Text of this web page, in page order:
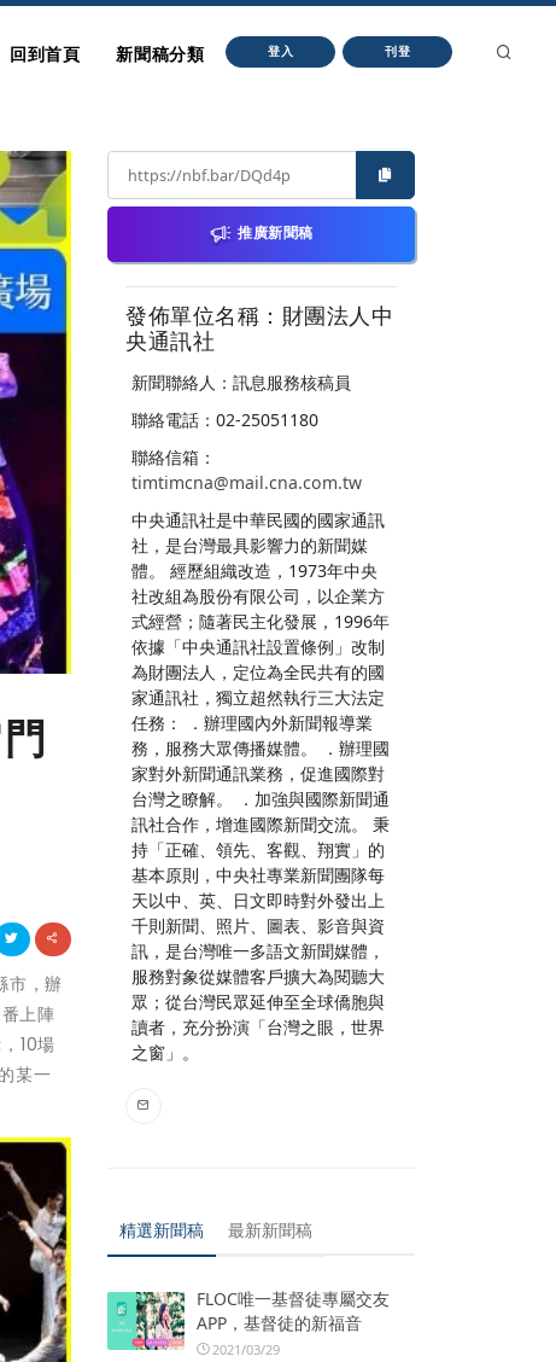
回到首頁 新聞稿分類 登入 刊登
市，辦
上陣
10場
某一
推廣新聞稿
發佈單位名稱：財團法人中
央通訊社
新聞聯絡人：訊息服務核稿員
聯絡電話：02-25051180
聯絡信箱：
timtimcna@mail.cna.com.tw
中央通訊社是中華民國的國家通訊
社，是台灣最具影響力的新聞媒
體。 經歷組織改造，1973年中央
社改組為股份有限公司，以企業方
式經營；隨著民主化發展，1996年
依據「中央通訊社設置條例」改制
為財團法人，定位為全民共有的國
家通訊社，獨立超然執行三大法定
任務： ．辦理國內外新聞報導業
務，服務大眾傳播媒體。 ．辦理國
家對外新聞通訊業務，促進國際對
台灣之瞭解。 ．加強與國際新聞通
訊社合作，增進國際新聞交流。 秉
持「正確、領先、客觀、翔實」的
基本原則，中央社專業新聞團隊每
天以中、英、日文即時對外發出上
千則新聞、照片、圖表、影音與資
訊，是台灣唯一多語文新聞媒體，
服務對象從媒體客戶擴大為閱聽大
眾；從台灣民眾延伸至全球僑胞與
讀者，充分扮演「台灣之眼，世界
之窗」。
精選新聞稿 最新新聞稿
FLOC唯一基督徒專屬交友
APP，基督徒的新福音
2021/03/29